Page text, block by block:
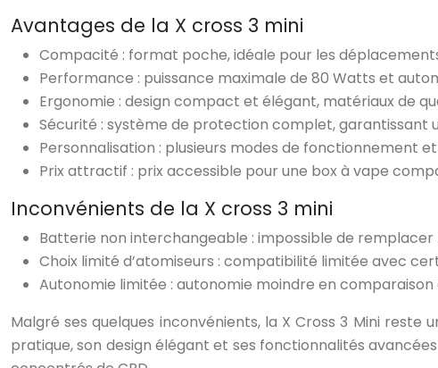
Avantages de la X cross 3 mini
Compacité : format poche, idéale pour les
Performance : puissance maximale de 80 Watts et
Ergonomie : design compact et élégant, matériaux de
Sécurité : système de protection complet, garantissant
Personnalisation : plusieurs modes de fonctionnement
Prix attractif : prix accessible pour une box à vape
Inconvénients de la X cross 3 mini
Batterie non interchangeable : impossible de
Choix limité d’atomiseurs : compatibilité limitée avec
Autonomie limitée : autonomie moindre en comparaison
Malgré ses quelques inconvénients, la X Cross 3 Mini
pratique, son design élégant et ses fonctionnalités